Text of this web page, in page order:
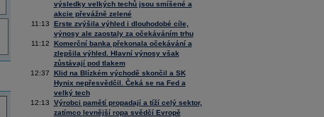
výsledky velkých techů jsou smíšené a
akcie převážně zelené
11:13
Erste zvýšila výhled i dlouhodobé cíle,
výnosy ale zaostaly za očekáváním trhu
11:12
Komerční banka překonala očekávání a
zlepšila výhled. Hlavní výnosy však
zůstávají pod tlakem
12:37
Klid na Blízkém východě skončil a SK
Hynix nepřesvědčil. Čeká se na Fed a
velký tech
12:13
Výrobci pamětí propadají a tíží celý sektor,
zatímco levnější ropa svědčí Evropě